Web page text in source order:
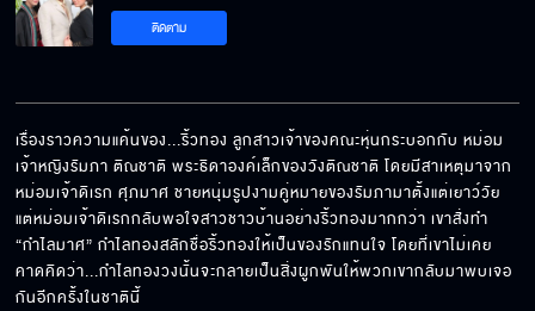
ติดตาม
เรื่องราวความแค้นของ...ริ้วทอง ลูกสาวเจ้าของคณะหุ่นกระบอกกับ หม่อม
เจ้าหญิงรัมภา ติณชาติ พระธิดาองค์เล็กของวังติณชาติ โดยมีสาเหตุมาจาก
หม่อมเจ้าดิเรก ศุภมาศ ชายหนุ่มรูปงามคู่หมายของรัมภามาตั้งแต่เยาว์วัย
แต่หม่อมเจ้าดิเรกกลับพอใจสาวชาวบ้านอย่างริ้วทองมากกว่า เขาสั่งทำ
“กำไลมาศ” กำไลทองสลักชื่อริ้วทองให้เป็นของรักแทนใจ โดยที่เขาไม่เคย
คาดคิดว่า...กำไลทองวงนั้นจะกลายเป็นสิ่งผูกพันให้พวกเขากลับมาพบเจอ
กันอีกครั้งในชาตินี้